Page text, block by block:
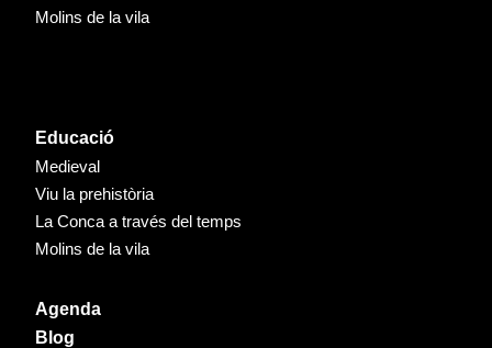
Molins de la vila
Educació
Medieval
Viu la prehistòria
La Conca a través del temps
Molins de la vila
Agenda
Blog